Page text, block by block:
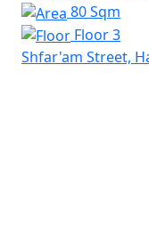
80 Sqm
Floor 3
Shfar'am Street,